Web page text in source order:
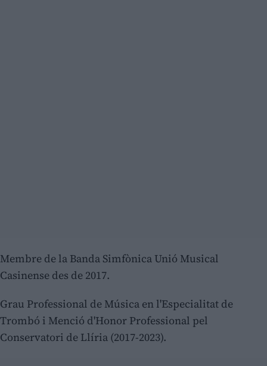
Membre de la Banda Simfònica Unió Musical
Casinense des de 2017.
Grau Professional de Música en l'Especialitat de
Trombó i Menció d'Honor Professional pel
Conservatori de Llíria (2017-2023).